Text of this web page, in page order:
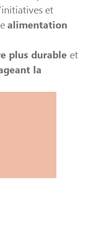
et
alimentation
plus durable et
la